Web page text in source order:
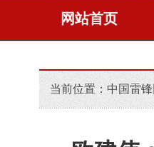
网站首页
当前位置： 中国雷锋